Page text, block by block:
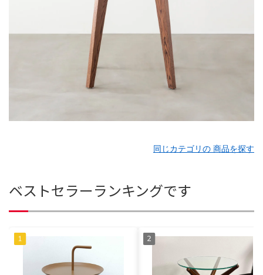
同じカテゴリの 商品を探す
ベストセラーランキングです